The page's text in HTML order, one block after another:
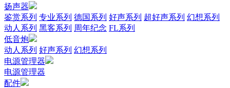
扬声器
鉴赏系列 专业系列 德国系列 好声系列 超好声系列 幻想系列
动人系列 黑客系列 周年纪念 FL系列
低音炮
动人系列 好声系列 幻想系列
电源管理器
电源管理器
配件